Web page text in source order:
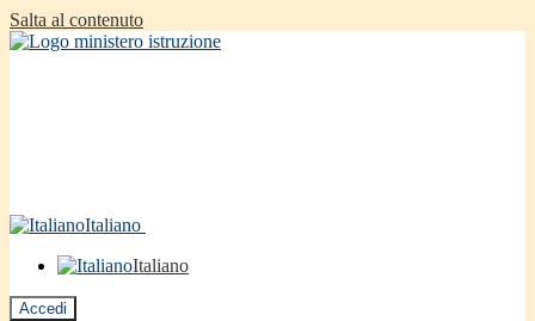
Salta al contenuto
Italiano
Italiano
Accedi